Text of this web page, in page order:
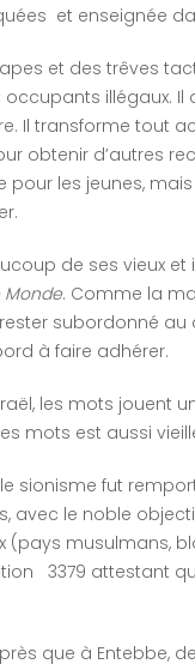
et enseignée
et des trêves
illégaux.
Il transforme tout
obtenir d’autres
les jeunes,
de ses vieux
Monde. Comme la
subordonné
à faire adhérer.
les mots jouent
mots est aussi
sionisme fut
avec le noble
(pays musulmans,
3379 attestant
que à